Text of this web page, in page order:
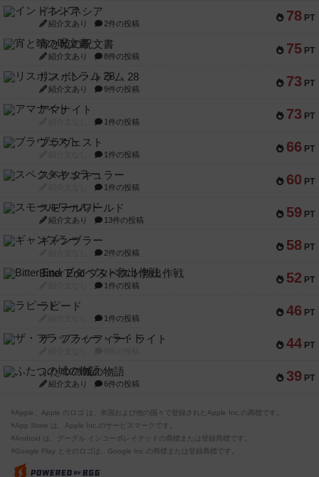
78 PT
インドネシア
紹介文あり 2件の投稿
75 PT
宵と暁の呪文書
紹介文あり 8件の投稿
73 PT
リスボン・トラム 28
紹介文あり 9件の投稿
73 PT
アマナイト
1件の投稿
66 PT
ブラヴェスト
1件の投稿
60 PT
スペクタキュラー
1件の投稿
59 PT
スモールワールド
紹介文あり 13件の投稿
58 PT
ギャンブラー
2件の投稿
52 PT
Bitter End ブタペスト救出作戦
1件の投稿
46 PT
ラピード
1件の投稿
44 PT
ザ・フラッフィー・ライト
39 PT
ふたつの城の物語
紹介文あり 6件の投稿
※Apple、Apple のロゴ は、米国および他の国々で登録されたApple Inc.の商標です。
※App Store は、Apple Inc.のサービスマークです。
※Android は、グーグル インコーポレイテッドの商標または登録商標です。
※Google Play とそのロゴは、Google Inc.の商標または登録商標です。